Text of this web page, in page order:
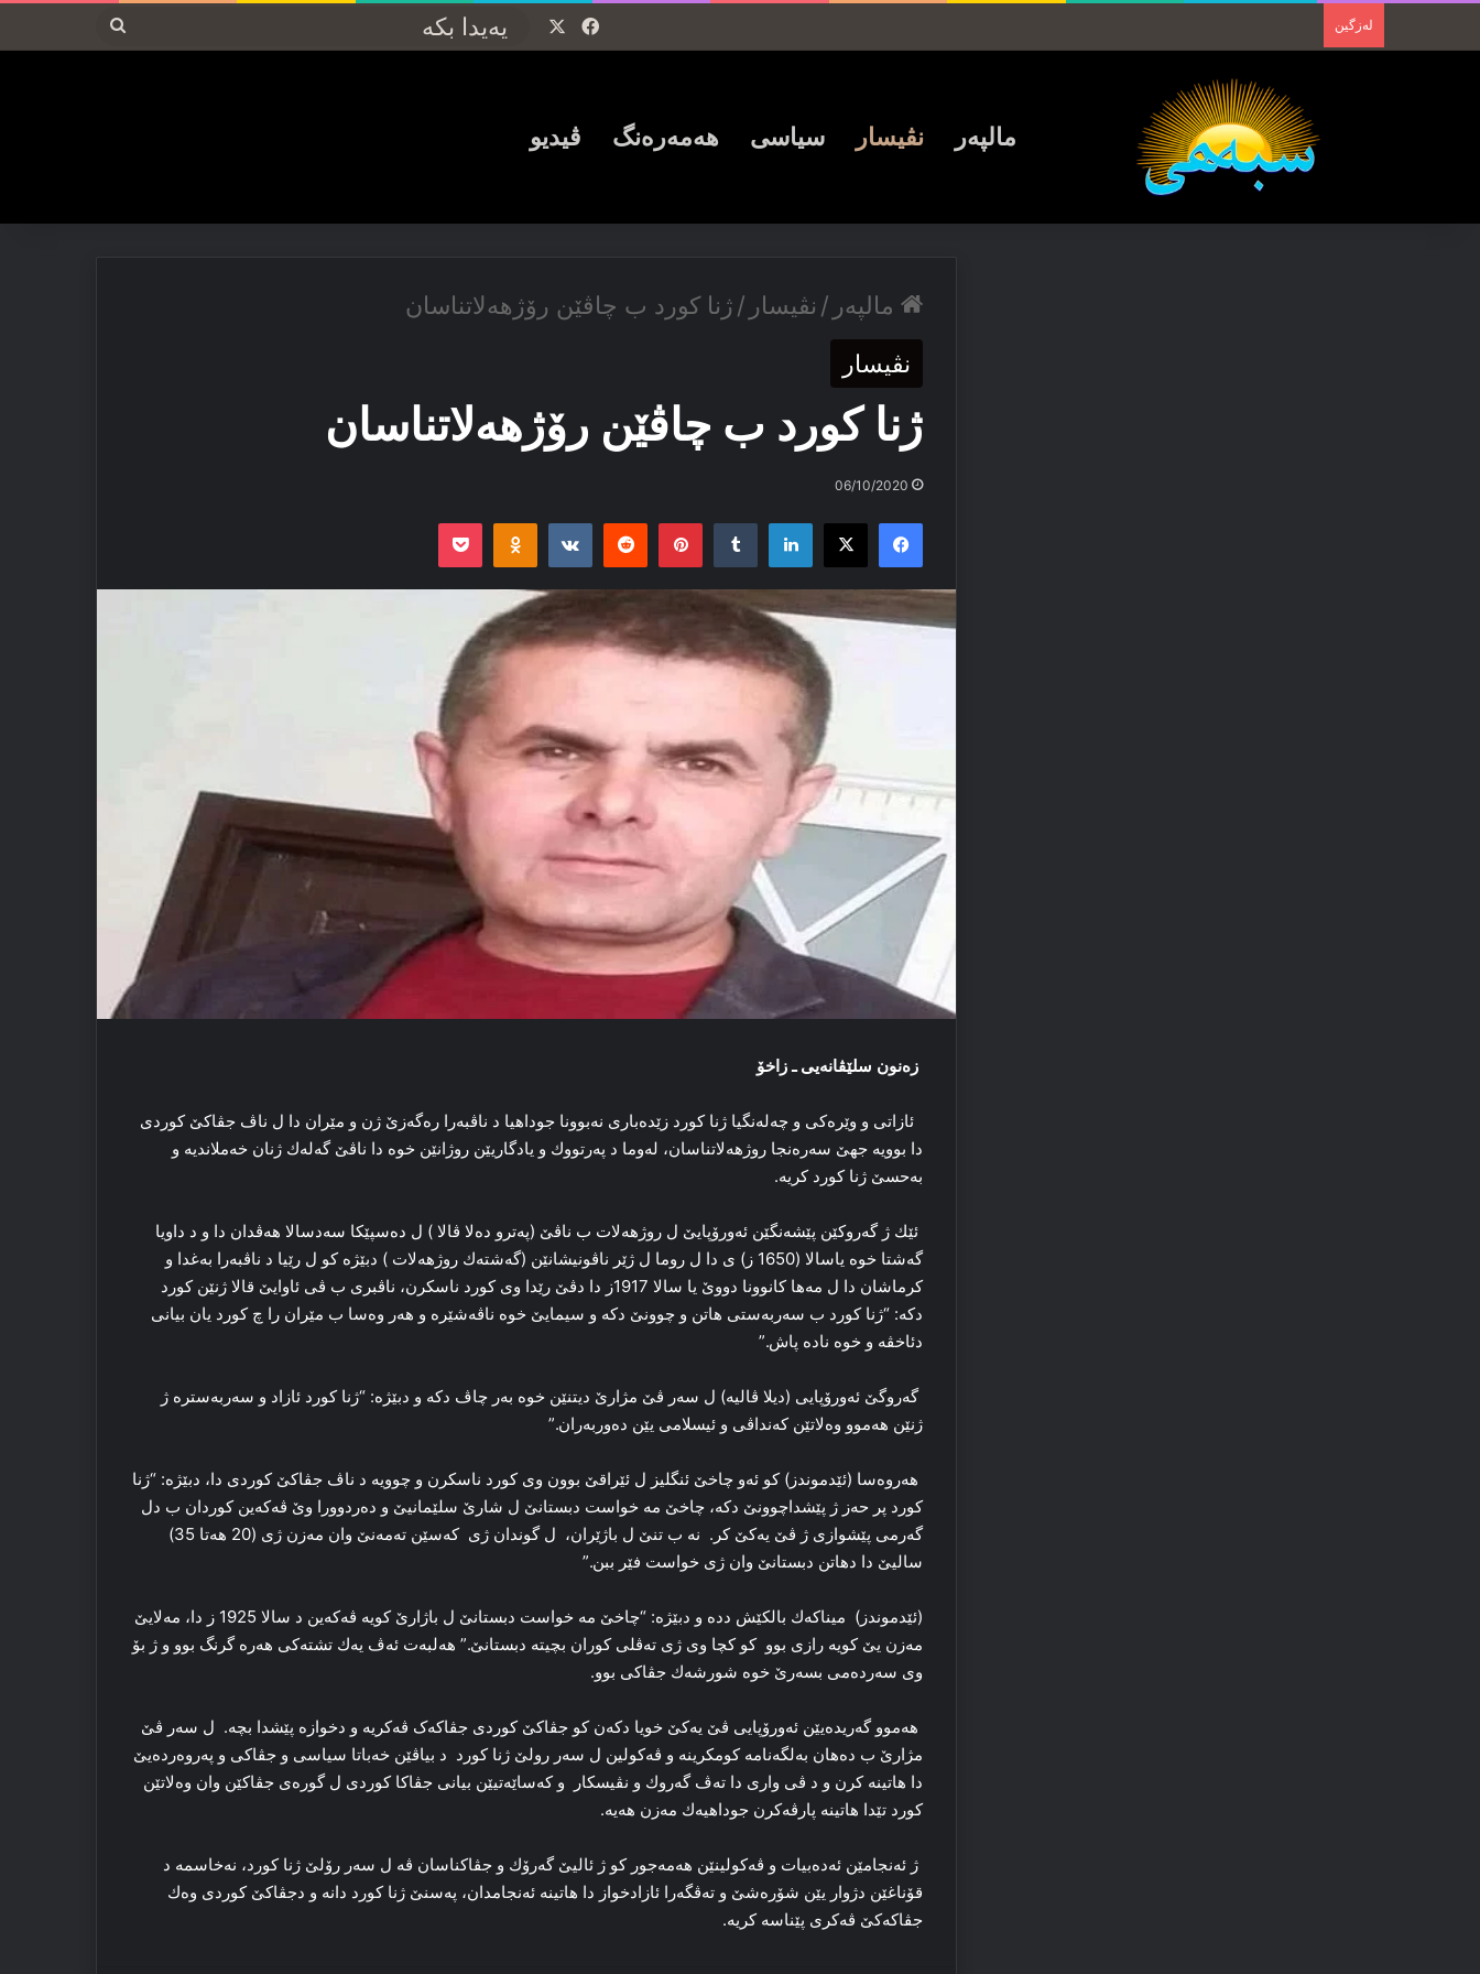
لەزگین Facebook
پەیدا
مالپەر نڤیسار سیاسی ھەمەرەنگ ڤیدیو
مالپەر / نڤیسار /ژنا كورد ب چاڤێن رۆژھەلاتناسان
نڤیسار
ژنا كورد ب چاڤێن رۆژھەلاتناسان
06/10/2020
Facebook
X
LinkedIn
Tumblr
Pinterest
Reddit
VKontakte
Odnoklassniki
Pocket
زەنون سلێڤانەیی ـ زاخۆ
ئازاتی و وێرەکی و چەلەنگیا ژنا کورد زێدەباری نەبوونا جوداهیا د ناڤبەرا رەگەزێ ژن و مێران دا ل ناڤ جڤاکێ کوردی
دا بوویە جهێ سەرەنجا روژهەلاتناسان، لەوما د پەرتووك و یادگاریێن روژانێن خوە دا ناڤێ گەلەك ژنان خەملاندیە و
بەحسێ ژنا کورد کریە.
ئێك ژ گەروکێن پێشەنگێن ئەورۆپایێ ل روژهەلات ب ناڤێ (پەترو دەلا ڤالا ) ل دەسپێکا سەدسالا هەڤدان دا و د داویا
گەشتا خوە یاسالا (1650 ز) ی دا ل روما ل ژێر ناڤونیشانێن (گەشتەك روژهەلات ) دبێژە كو ل رێیا د ناڤبەرا بەغدا و
کرماشان دا ل مەها کانوونا دووێ یا سالا 1917ز دا دڤێ رێدا وی کورد ناسکرن، ناڤبری ب ڤی ئاوایێ قالا ژنێن کورد
دکە: “ژنا کورد ب سەربەستی هاتن و چوونێ دکە و سیمایێ خوە ناڤەشێرە و هەر وەسا ب مێران را چ کورد یان بیانی
دئاخڤە و خوە نادە پاش.”
گەروگێ ئەورۆپایی (دیلا ڤالیە) ل سەر ڤێ مژارێ دیتنێن خوە بەر چاڤ دكە و دبێژە: “ژنا کورد ئازاد و سەربەسترە ژ
ژنێن هەموو وەلاتێن کەنداڤی و ئیسلامی یێن دەوربەران.”
هەروەسا (ئێدموندز) کو ئەو چاخێ ئنگلیز ل ئێراقێ بوون وی کورد ناسکرن و چوویە د ناڤ جڤاکێ کوردی دا، دبێژە: “ژنا
کورد پر حەز ژ پێشداچوونێ دکە، چاخێ مە خواست دبستانێ ل شارێ سلێمانیێ و دەردوورا وێ ڤەکەین کوردان ب دل
گەرمی پێشوازی ژ ڤێ یەكێ كر. نە ب تنێ ل باژێران، ل گوندان ژی کەسێن تەمەنێ وان مەزن ژی ‎(20 ھەتا 35)
سالیێ دا دهاتن دبستانێ وان ژی خواست فێر ببن.”
(ئێدموندز) میناکەك بالکێش ددە و دبێژە: “چاخێ مە خواست دبستانێ ل باژارێ کویە ڤەکەین د سالا 1925 ز دا، مەلایێ
مەزن یێ کویە رازی بوو كو کچا وی ژی تەڤلی کوران بچیتە دبستانێ.” ھەلبەت ئەڤ یەك تشتەکی هەرە گرنگ بوو و ژ بۆ
وی سەردەمی بسەرێ خوە شورشەك جڤاکی بوو.
هەموو گەریدەیێن ئەورۆپایی ڤێ یەکێ خویا دکەن کو جڤاکێ کوردی جڤاکەک ڤەکریە و دخوازە پێشدا بچە. ل سەر ڤێ
مژارێ ب دەهان بەلگەنامە کومکرینە و ڤەکولین ل سەر رولێ ژنا کورد د بیاڤێن خەباتا سیاسی و جڤاکی و پەروەردەیێ
دا ھاتینە كرن و د ڤی واری دا تەڤ گەروك و نڤیسكار و کەساێەتیێن بیانی جڤاکا کوردی ل گورەی جڤاکێن وان وەلاتێن
کورد تێدا هاتینە پارڤەکرن جوداهیەك مەزن هەیە.
ژ ئەنجامێن ئەدەبیات و ڤەکولینێن هەمەجور كو ژ ئالیێ گەرۆك و جڤاكناسان ڤە ل سەر رۆلێ ژنا كورد، نەخاسمە د
قۆناغێن دژوار یێن شۆرەشێ و تەڤگەرا ئازادخواز دا ھاتینە ئەنجامدان، پەسنێ ژنا كورد دانە و دجڤاكێ كوردی وەك
جڤاكەكێ ڤەكری پێناسە كریە.